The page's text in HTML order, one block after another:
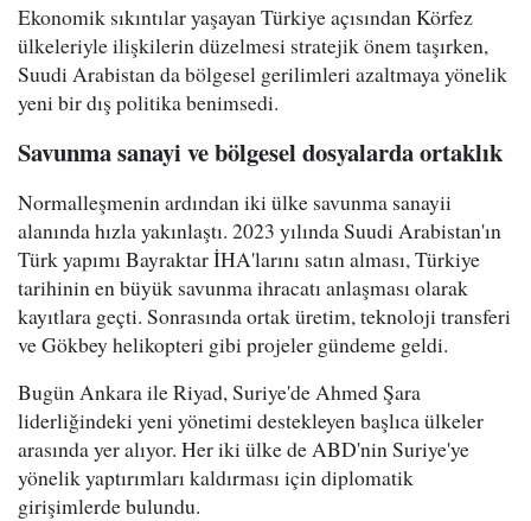
Ekonomik sıkıntılar yaşayan Türkiye açısından Körfez
ülkeleriyle ilişkilerin düzelmesi stratejik önem taşırken,
Suudi Arabistan da bölgesel gerilimleri azaltmaya yönelik
yeni bir dış politika benimsedi.
Savunma sanayi ve bölgesel dosyalarda ortaklık
Normalleşmenin ardından iki ülke savunma sanayii
alanında hızla yakınlaştı. 2023 yılında Suudi Arabistan'ın
Türk yapımı Bayraktar İHA'larını satın alması, Türkiye
tarihinin en büyük savunma ihracatı anlaşması olarak
kayıtlara geçti. Sonrasında ortak üretim, teknoloji transferi
ve Gökbey helikopteri gibi projeler gündeme geldi.
Bugün Ankara ile Riyad, Suriye'de Ahmed Şara
liderliğindeki yeni yönetimi destekleyen başlıca ülkeler
arasında yer alıyor. Her iki ülke de ABD'nin Suriye'ye
yönelik yaptırımları kaldırması için diplomatik
girişimlerde bulundu.